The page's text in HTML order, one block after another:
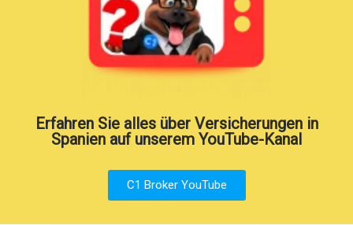
Erfahren Sie alles über Versicherungen in
Spanien auf unserem YouTube-Kanal
C1 Broker YouTube